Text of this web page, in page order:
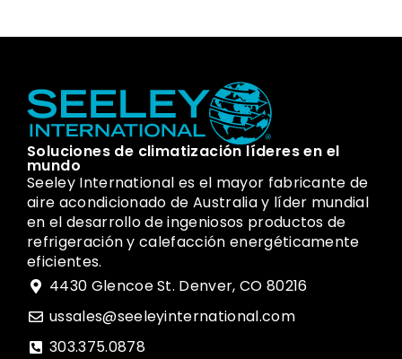
Soluciones de climatización líderes en el
mundo
Seeley International es el mayor fabricante de
aire acondicionado de Australia y líder mundial
en el desarrollo de ingeniosos productos de
refrigeración y calefacción energéticamente
eficientes.
4430 Glencoe St. Denver, CO 80216
ussales@seeleyinternational.com
303.375.0878